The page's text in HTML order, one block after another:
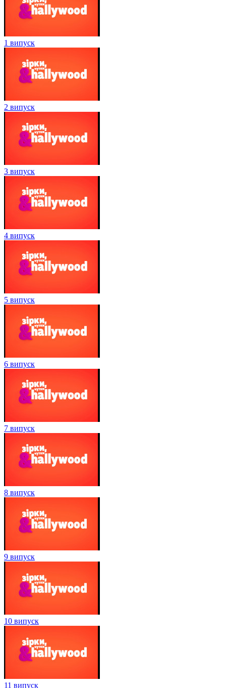
1 випуск
2 випуск
3 випуск
4 випуск
5 випуск
6 випуск
7 випуск
8 випуск
9 випуск
10 випуск
11 випуск